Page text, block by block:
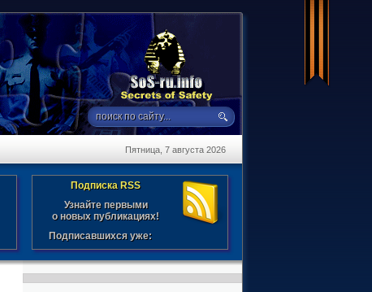
Подписка RSS
Узнайте первыми
о новых публикациях!
Подписавшихся уже:
Пятница, 7 августа 2026